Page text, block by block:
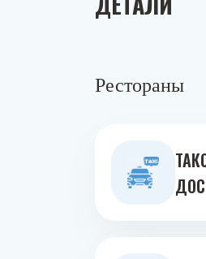
Рестораны